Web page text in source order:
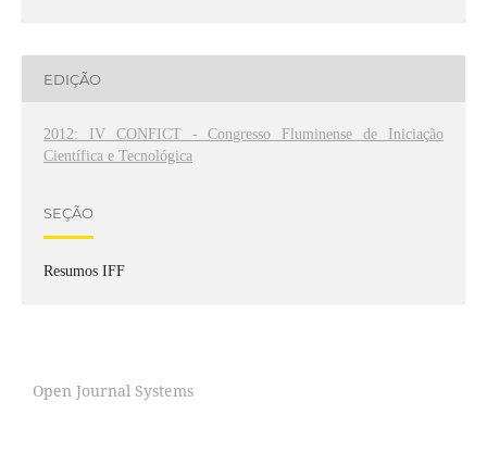
EDIÇÃO
2012: IV CONFICT - Congresso Fluminense de Iniciação
Científica e Tecnológica
SEÇÃO
Resumos IFF
Open Journal Systems